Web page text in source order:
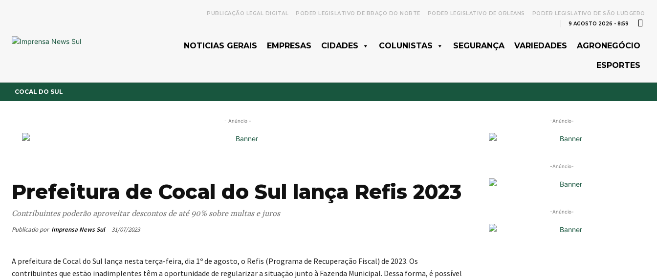
PUBLICAÇÃO LEGAL DIGITAL PODER LEGISLATIVO DE BRAÇO DO NORTE PODER LEGISLATIVO DE ORLEANS
PODER LEGISLATIVO DE SÃO LUDGERO
9 AGOSTO 2026 - 8:59
NOTICIAS GERAIS EMPRESAS CIDADES COLUNISTAS SEGURANÇA VARIEDADES AGRONEGÓCIO
ESPORTES
COCAL DO SUL
- Anúncio -
Prefeitura de Cocal do Sul lança Refis 2023
Contribuintes poderão aproveitar descontos de até 90% sobre multas e juros
Publicado por Imprensa News Sul 31/07/2023
A prefeitura de Cocal do Sul lança nesta terça-feira, dia 1º de agosto, o Refis (Programa de Recuperação Fiscal) de 2023. Os
contribuintes que estão inadimplentes têm a oportunidade de regularizar a situação junto à Fazenda Municipal. Dessa forma, é possível
-Anúncio-
-Anúncio-
-Anúncio-